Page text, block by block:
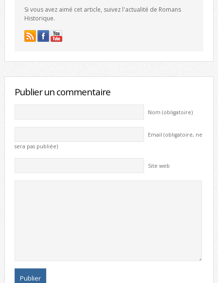
Si vous avez aimé cet article, suivez l'actualité de Romans
Historique.
Publier un commentaire
Nom (obligatoire)
Email (obligatoire, ne
sera pas publiée)
Site web